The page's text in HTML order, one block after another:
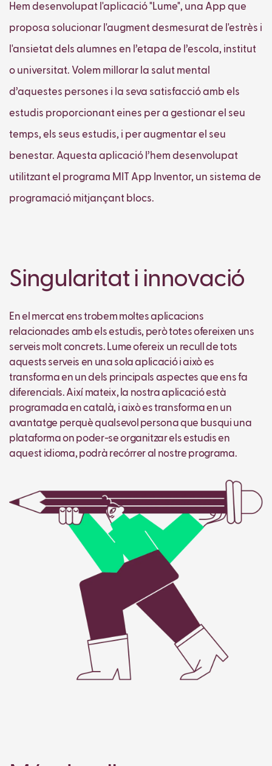
Hem desenvolupat l'aplicació "Lume", una App que
proposa solucionar l'augment desmesurat de l'estrès i
l'ansietat dels alumnes en l’etapa de l’escola, institut
o universitat. Volem millorar la salut mental
d’aquestes persones i la seva satisfacció amb els
estudis proporcionant eines per a gestionar el seu
temps, els seus estudis, i per augmentar el seu
benestar. Aquesta aplicació l’hem desenvolupat
utilitzant el programa MIT App Inventor, un sistema de
programació mitjançant blocs.
Singularitat i innovació
En el mercat ens trobem moltes aplicacions
relacionades amb els estudis, però totes ofereixen uns
serveis molt concrets. Lume ofereix un recull de tots
aquests serveis en una sola aplicació i això es
transforma en un dels principals aspectes que ens fa
diferencials. Així mateix, la nostra aplicació està
programada en català, i això es transforma en un
avantatge perquè qualsevol persona que busqui una
plataforma on poder-se organitzar els estudis en
aquest idioma, podrà recórrer al nostre programa.